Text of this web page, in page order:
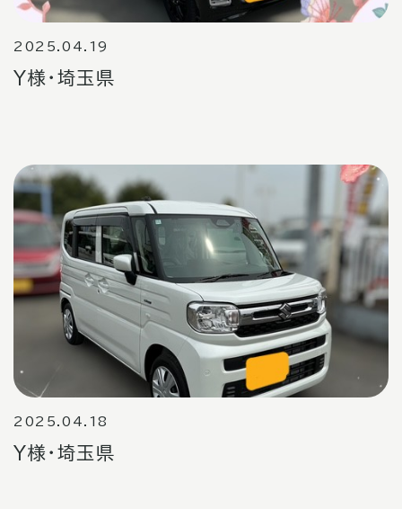
Y様・埼玉県
2025.04.19
Y様・埼玉県
2025.04.18